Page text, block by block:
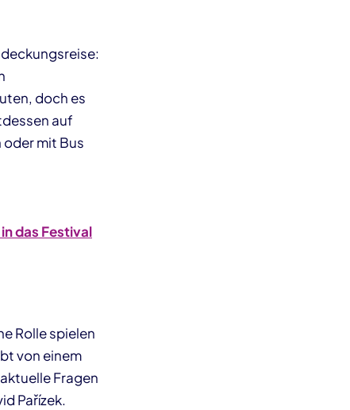
doch es
auf
mit Bus
das Festival
Rolle spielen
von einem
Fragen
Pařízek.